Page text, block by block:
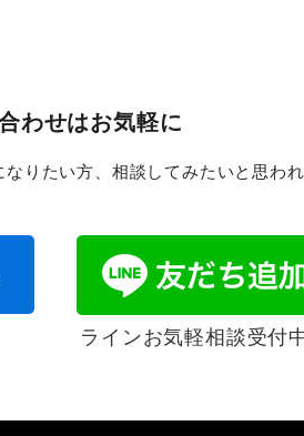
わせはお気軽に
りたい方、相談してみたいと思わ
ラインお気軽相談受付